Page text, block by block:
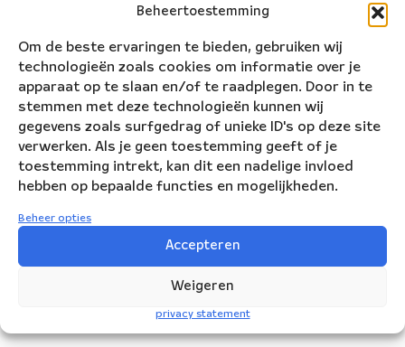
Beheertoestemming
Om de beste ervaringen te bieden, gebruiken wij
technologieën zoals cookies om informatie over je
apparaat op te slaan en/of te raadplegen. Door in te
stemmen met deze technologieën kunnen wij
gegevens zoals surfgedrag of unieke ID's op deze site
verwerken. Als je geen toestemming geeft of je
toestemming intrekt, kan dit een nadelige invloed
hebben op bepaalde functies en mogelijkheden.
Beheer opties
Accepteren
Weigeren
privacy statement
componistenweekend